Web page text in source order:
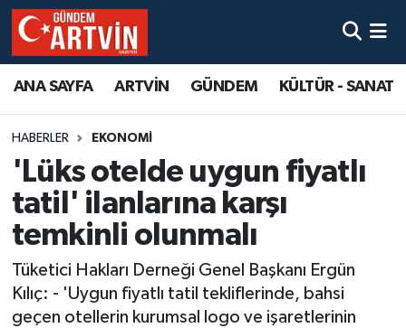
ANA SAYFA ARTVİN GÜNDEM KÜLTÜR - SANAT
HABERLER EKONOMİ
'Lüks otelde uygun fiyatlı
tatil' ilanlarına karşı
temkinli olunmalı
Tüketici Hakları Derneği Genel Başkanı Ergün
Kılıç: - 'Uygun fiyatlı tatil tekliflerinde, bahsi
geçen otellerin kurumsal logo ve işaretlerinin